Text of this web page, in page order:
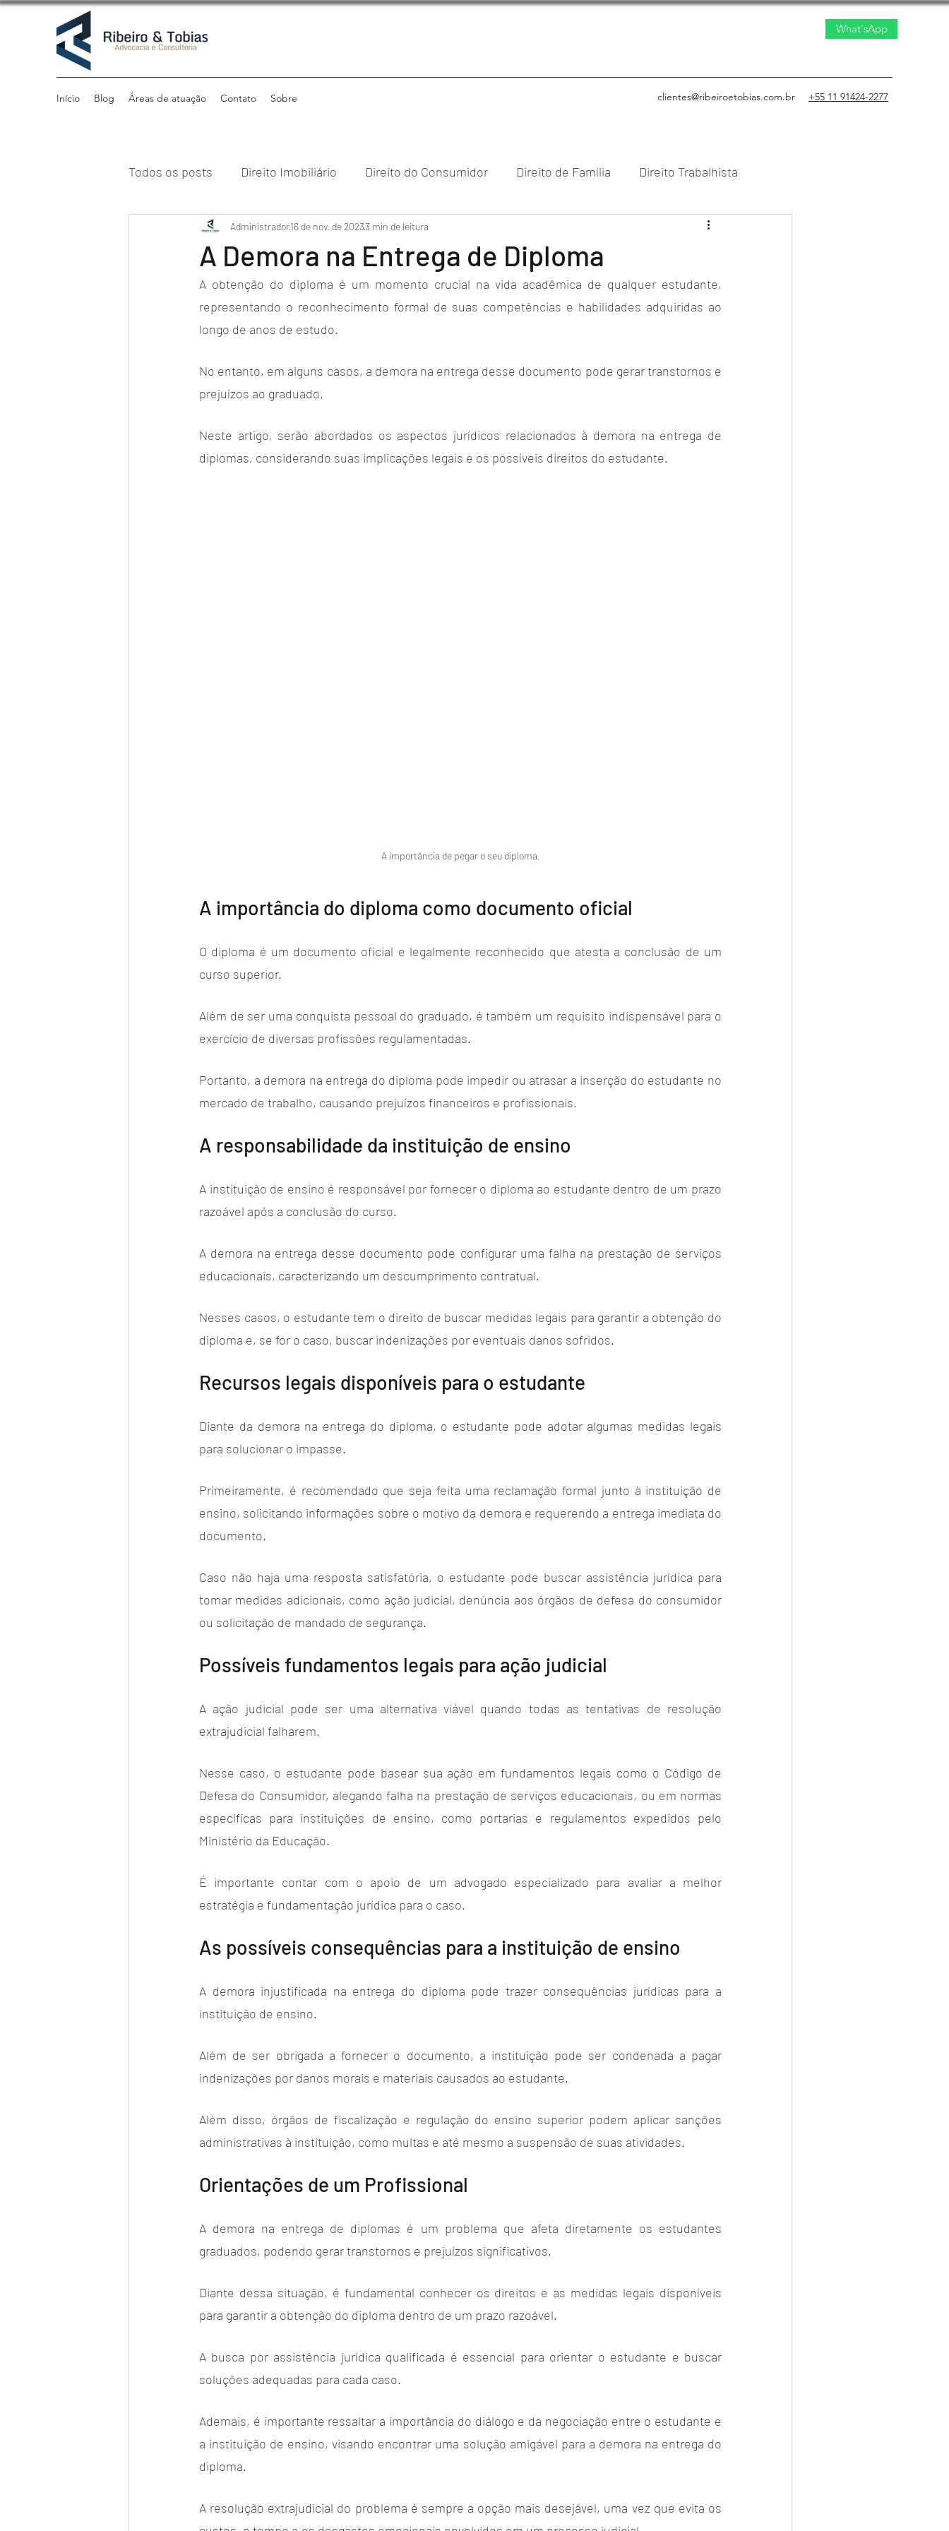
What'sApp
Início Blog Áreas de atuação Contato Sobre clientes@ribeiroetobias.com.br +55 11 91424-2277
Todos os posts Direito Imobiliário Direito do Consumidor Direito de Família Direito Trabalhista
Direito Previdenciário Direito Empresarial & Societário
Direito Tributário Institucional
A Demora na Entrega de Diploma
Administrador16 de nov. de 20233 min de leitura
A obtenção do diploma é um momento crucial na vida acadêmica de qualquer estudante,
representando o reconhecimento formal de suas competências e habilidades adquiridas ao
longo de anos de estudo.
No entanto, em alguns casos, a demora na entrega desse documento pode gerar transtornos e
prejuízos ao graduado.
Neste artigo, serão abordados os aspectos jurídicos relacionados à demora na entrega de
diplomas, considerando suas implicações legais e os possíveis direitos do estudante.
A importância de pegar o seu diploma.
A importância do diploma como documento oficial
O diploma é um documento oficial e legalmente reconhecido que atesta a conclusão de um
curso superior.
Além de ser uma conquista pessoal do graduado, é também um requisito indispensável para o
exercício de diversas profissões regulamentadas.
Portanto, a demora na entrega do diploma pode impedir ou atrasar a inserção do estudante no
mercado de trabalho, causando prejuízos financeiros e profissionais.
A responsabilidade da instituição de ensino
A instituição de ensino é responsável por fornecer o diploma ao estudante dentro de um prazo
razoável após a conclusão do curso.
A demora na entrega desse documento pode configurar uma falha na prestação de serviços
educacionais, caracterizando um descumprimento contratual.
Nesses casos, o estudante tem o direito de buscar medidas legais para garantir a obtenção do
diploma e, se for o caso, buscar indenizações por eventuais danos sofridos.
Recursos legais disponíveis para o estudante
Diante da demora na entrega do diploma, o estudante pode adotar algumas medidas legais
para solucionar o impasse.
Primeiramente, é recomendado que seja feita uma reclamação formal junto à instituição de
ensino, solicitando informações sobre o motivo da demora e requerendo a entrega imediata do
documento.
Caso não haja uma resposta satisfatória, o estudante pode buscar assistência jurídica para
tomar medidas adicionais, como ação judicial, denúncia aos órgãos de defesa do consumidor
ou solicitação de mandado de segurança.
Possíveis fundamentos legais para ação judicial
A ação judicial pode ser uma alternativa viável quando todas as tentativas de resolução
extrajudicial falharem.
Nesse caso, o estudante pode basear sua ação em fundamentos legais como o Código de
Defesa do Consumidor, alegando falha na prestação de serviços educacionais, ou em normas
específicas para instituições de ensino, como portarias e regulamentos expedidos pelo
Ministério da Educação.
É importante contar com o apoio de um advogado especializado para avaliar a melhor
estratégia e fundamentação jurídica para o caso.
As possíveis consequências para a instituição de ensino
A demora injustificada na entrega do diploma pode trazer consequências jurídicas para a
instituição de ensino.
Além de ser obrigada a fornecer o documento, a instituição pode ser condenada a pagar
indenizações por danos morais e materiais causados ao estudante.
Além disso, órgãos de fiscalização e regulação do ensino superior podem aplicar sanções
administrativas à instituição, como multas e até mesmo a suspensão de suas atividades.
Orientações de um Profissional
A demora na entrega de diplomas é um problema que afeta diretamente os estudantes
graduados, podendo gerar transtornos e prejuízos significativos.
Diante dessa situação, é fundamental conhecer os direitos e as medidas legais disponíveis
para garantir a obtenção do diploma dentro de um prazo razoável.
A busca por assistência jurídica qualificada é essencial para orientar o estudante e buscar
soluções adequadas para cada caso.
Ademais, é importante ressaltar a importância do diálogo e da negociação entre o estudante e
a instituição de ensino, visando encontrar uma solução amigável para a demora na entrega do
diploma.
A resolução extrajudicial do problema é sempre a opção mais desejável, uma vez que evita os